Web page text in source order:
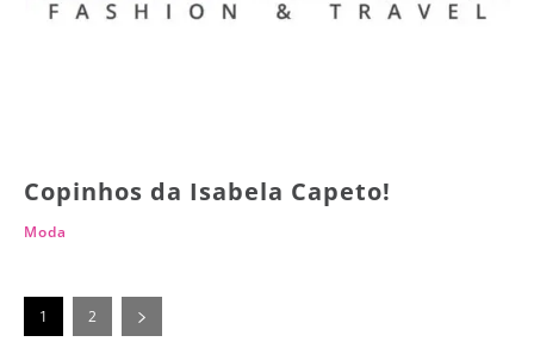
Copinhos da Isabela Capeto!
Moda
1 2